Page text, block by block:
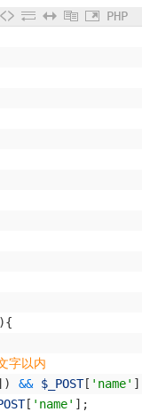
PHP
){
字以内
) && $_POST[ 'name' ]
[ 'name' ] ;